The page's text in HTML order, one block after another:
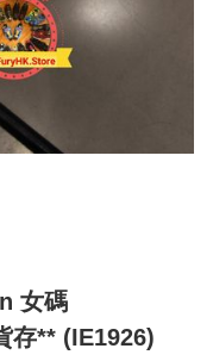
女碼
存** (IE1926)